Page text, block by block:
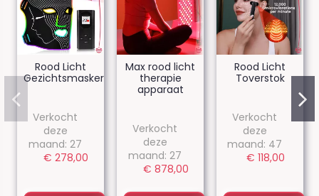
Rood Licht
Gezichtsmasker
Verkocht
deze
maand: 27
€ 278,00
Max rood licht
therapie
apparaat
Verkocht
deze
maand: 27
€ 878,00
Rood Licht
Toverstok
Verkocht
deze
maand: 47
€ 118,00